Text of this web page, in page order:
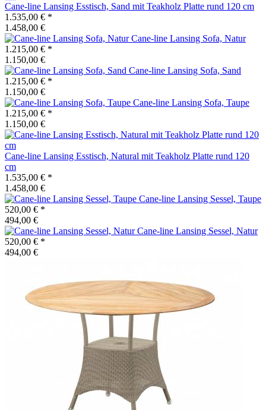
Cane-line Lansing Esstisch, Sand mit Teakholz Platte rund 120 cm
1.535,00 € *
1.458,00 €
Cane-line Lansing Sofa, Natur
1.215,00 € *
1.150,00 €
Cane-line Lansing Sofa, Sand
1.215,00 € *
1.150,00 €
Cane-line Lansing Sofa, Taupe
1.215,00 € *
1.150,00 €
Cane-line Lansing Esstisch, Natural mit Teakholz Platte rund 120
cm
1.535,00 € *
1.458,00 €
Cane-line Lansing Sessel, Taupe
520,00 € *
494,00 €
Cane-line Lansing Sessel, Natur
520,00 € *
494,00 €